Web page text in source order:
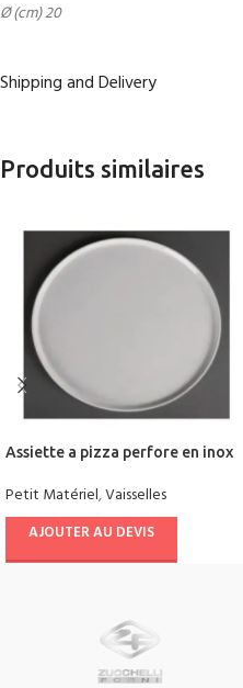
Ø (cm) 20
Shipping and Delivery
Produits similaires
Assiette a pizza perfore en inox
Petit Matériel,Vaisselles
AJOUTER AU DEVIS